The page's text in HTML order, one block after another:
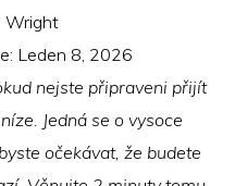
Wright
Leden 8, 2026
nejste připraveni přijít
Jedná se o vysoce
očekávat, že budete